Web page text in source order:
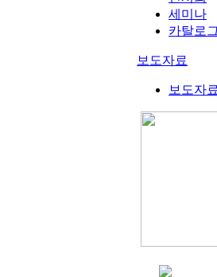
세미나
카탈로그
보도자료
보도자료